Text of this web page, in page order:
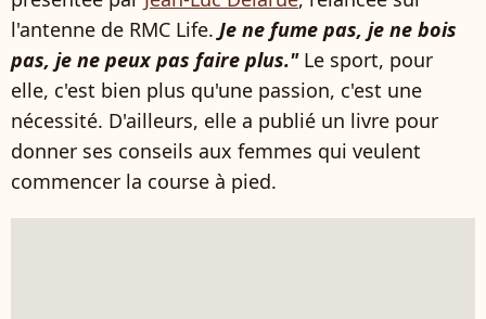
l'antenne de RMC Life. Je ne fume pas, je ne bois
pas, je ne peux pas faire plus."Le sport, pour
elle, c'est bien plus qu'une passion, c'est une
nécessité. D'ailleurs, elle a publié un livre pour
donner ses conseils aux femmes qui veulent
commencer la course à pied.